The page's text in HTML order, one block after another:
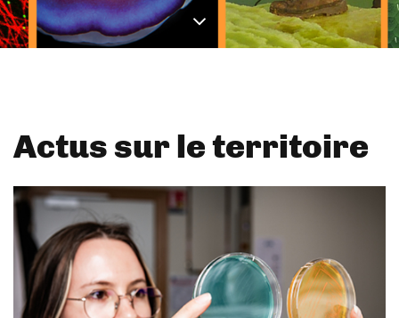
Actus sur le territoire